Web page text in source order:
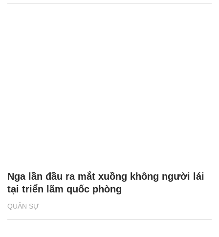
QUÂN SỰ
Nga lần đầu ra mắt xuồng không người lái
tại triển lãm quốc phòng